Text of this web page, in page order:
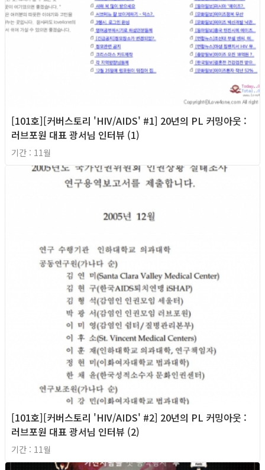
[101호][커버스토리 'HIV/AIDS' #1] 20년의 PL 커밍아웃 :
러브포원 대표 광서님 인터뷰 (1)
기간 : 11월
[101호][커버스토리 'HIV/AIDS' #2] 20년의 PL 커밍아웃 :
러브포원 대표 광서님 인터뷰 (2)
기간 : 11월